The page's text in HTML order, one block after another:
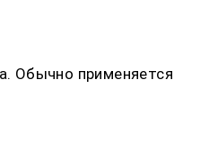
Обычно применяется